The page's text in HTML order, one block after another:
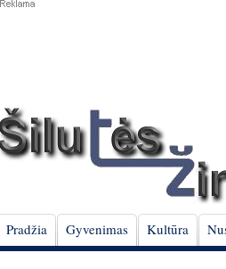
Pradžia Gyvenimas Kultūra